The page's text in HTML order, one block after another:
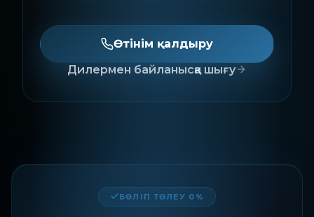
Өтінім қалдыру
Дилермен байланысқа шығу
БӨЛІП ТӨЛЕУ 0%